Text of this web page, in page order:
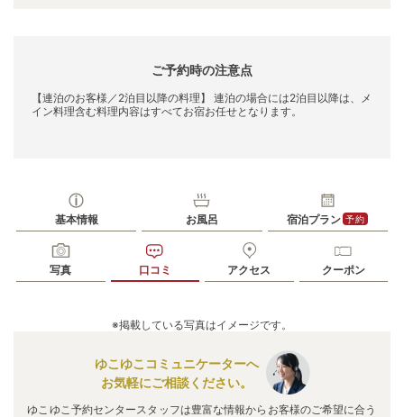
ご予約時の注意点
【連泊のお客様／2泊目以降の料理】 連泊の場合には2泊目以降は、メ
イン料理含む料理内容はすべてお宿お任せとなります。
基本情報 お風呂 宿泊プラン 予約
写真 口コミ アクセス クーポン
※掲載している写真はイメージです。
ゆこゆこコミュニケーターへ
お気軽にご相談ください。
ゆこゆこ予約センタースタッフは豊富な情報からお客様のご希望に合う